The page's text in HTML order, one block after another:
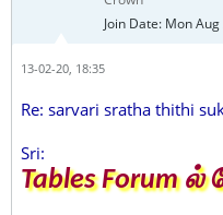
Join Date: Mon Aug
13-02-20, 18:35
Re: sarvari sratha thithi
Sri:
Tables Forum